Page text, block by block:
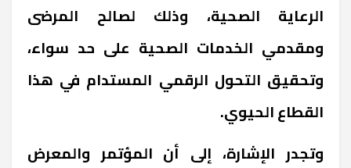
الرعاية الصحية، وذلك لصالح المرضى
ومقدمي الخدمات الصحية على حد سواء،
وتحقيق التحول الرقمي المستدام في هذا
القطاع الحيوي.
وتجدر الإشارة، إلى أن المؤتمر والمعرض